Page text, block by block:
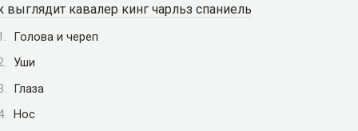
выглядит кавалер кинг чарльз спаниель
Голова и череп
Уши
Глаза
Нос